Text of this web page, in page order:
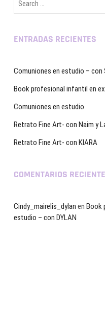
ENTRADAS RECIENTES
Comuniones en estudio – con
Book profesional infantil en
Comuniones en estudio
Retrato Fine Art- con Naim y
Retrato Fine Art- con KIARA
COMENTARIOS
Cindy_mairelis_dylan en Book
estudio – con DYLAN